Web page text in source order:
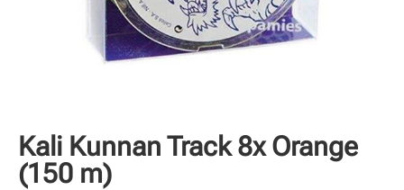
Kali Kunnan Track 8x Orange
(150 m)